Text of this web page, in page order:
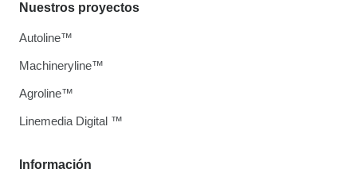
Información
Nuestros proyectos
Autoline™
Machineryline™
Agroline™
Linemedia Digital ™